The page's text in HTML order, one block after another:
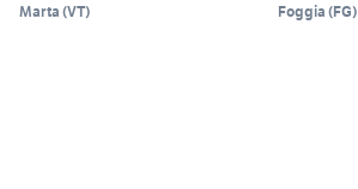
Marta (VT) Foggia (FG)